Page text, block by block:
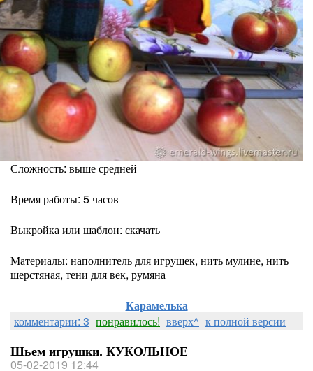
Сложность: выше средней
Время работы: 5 часов
Выкройка или шаблон: скачать
Материалы: наполнитель для игрушек, нить мулине, нить
шерстяная, тени для век, румяна
Карамелька
комментарии: 3 понравилось! вверх^ к полной версии
Шьем игрушки. КУКОЛЬНОЕ
05-02-2019 12:44